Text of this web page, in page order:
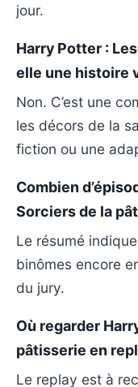
jour.
Harry Potter :
elle une histoire
Non. C’est une
les décors de la
fiction ou une
Combien
Sorciers de la
Le résumé
binômes encore
du jury.
Où regarder
pâtisserie en
Le replay est à